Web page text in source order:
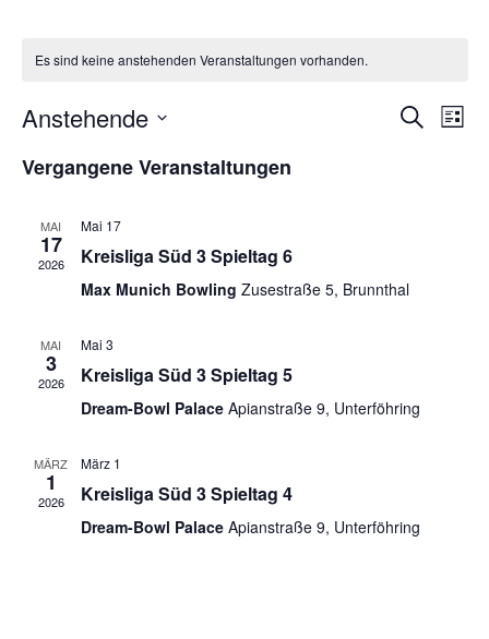
Es sind keine anstehenden Veranstaltungen vorhanden.
SucheListe
Anstehende
wählen.
Vergangene Veranstaltungen
MAI
17
2026
Mai 17
Kreisliga Süd 3 Spieltag 6
Max Munich Bowling Zusestraße 5, Brunnthal
MAI
3
2026
Mai 3
Kreisliga Süd 3 Spieltag 5
Dream-Bowl Palace Apianstraße 9, Unterföhring
MÄRZ
1
2026
März 1
Kreisliga Süd 3 Spieltag 4
Dream-Bowl Palace Apianstraße 9, Unterföhring